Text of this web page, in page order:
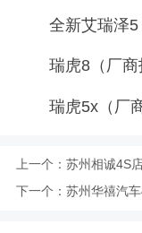
全新艾瑞泽5
瑞虎8（厂商
瑞虎5x（厂
上一个： 苏州相诚4S
下一个： 苏州华禧汽